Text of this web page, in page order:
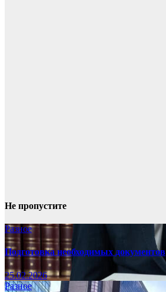
Не пропустите
Разное
Подготовка необходимых документов
25.02.2026
Разное